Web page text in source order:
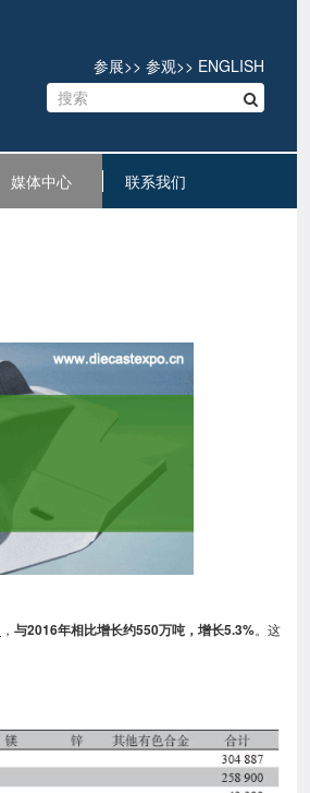
参展>> 参观>> ENGLISH
媒体中心 联系我们
， 与2016年相比增长约550万吨，增长5.3%。这